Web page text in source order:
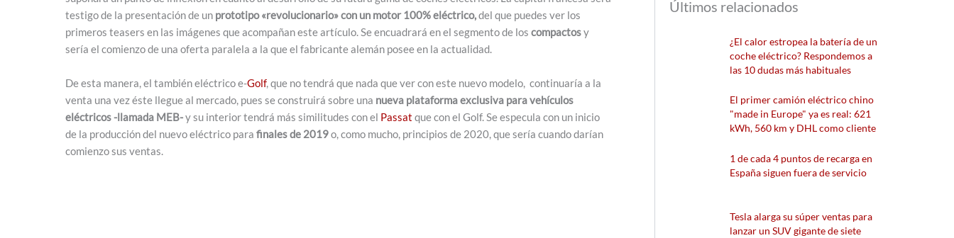
testigo de la presentación de un prototipo «revolucionario» con un motor 100% eléctrico,del que puedes ver los
primeros teasers en las imágenes que acompañan este artículo. Se encuadrará en el segmento de los compactosy
sería el comienzo de una oferta paralela a la que el fabricante alemán posee en la actualidad.
De esta manera, el también eléctrico e-Golf, que no tendrá que nada que ver con este nuevo modelo, continuaría a la
venta una vez éste llegue al mercado, pues se construirá sobre una nueva plataforma exclusiva para vehículos
eléctricos -llamada MEB-y su interior tendrá más similitudes con el Passat que con el Golf. Se especula con un inicio
de la producción del nuevo eléctrico para finales de 2019o, como mucho, principios de 2020, que sería cuando darían
comienzo sus ventas.
Últimos relacionados
¿El calor estropea la batería de un
coche eléctrico? Respondemos a
las 10 dudas más habituales
El primer camión eléctrico chino
"made in Europe" ya es real: 621
kWh, 560 km y DHL como cliente
1 de cada 4 puntos de recarga en
España siguen fuera de servicio
Tesla alarga su súper ventas para
lanzar un SUV gigante de siete